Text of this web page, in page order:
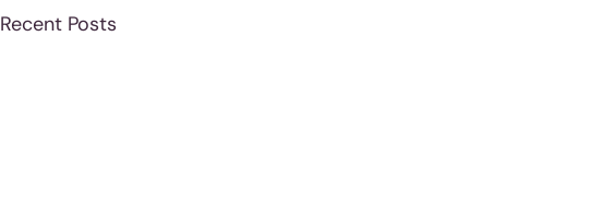
Recent Posts